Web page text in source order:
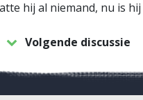
hij al niemand, nu is
Volgende discussie